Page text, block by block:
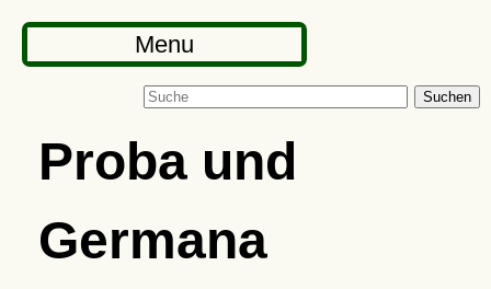
Menu
Suchen
Proba und
Germana